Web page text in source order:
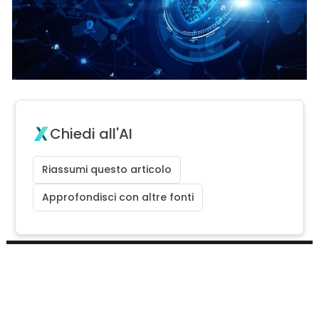
Chiedi all'AI
Riassumi questo articolo
Approfondisci con altre fonti